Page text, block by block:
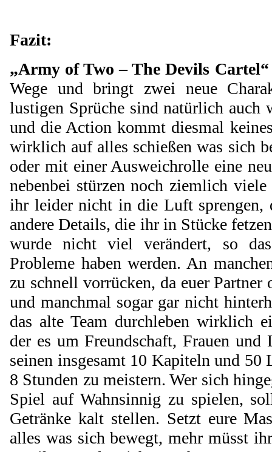
Fazit:
„Army of Two – The Devils Cartel“
Wege und bringt zwei neue
lustigen Sprüche sind natürlich auch
und die Action kommt diesmal
wirklich auf alles schießen was sich
oder mit einer Ausweichrolle eine
nebenbei stürzen noch ziemlich
ihr leider nicht in die Luft sprengen,
andere Details, die ihr in Stücke
wurde nicht viel verändert, so
Probleme haben werden. An
zu schnell vorrücken, da euer
und manchmal sogar gar nicht
das alte Team durchleben wirklich
der es um Freundschaft, Frauen
seinen insgesamt 10 Kapiteln und 50
8 Stunden zu meistern. Wer sich
Spiel auf Wahnsinnig zu spielen,
Getränke kalt stellen. Setzt eure
alles was sich bewegt, mehr müsst